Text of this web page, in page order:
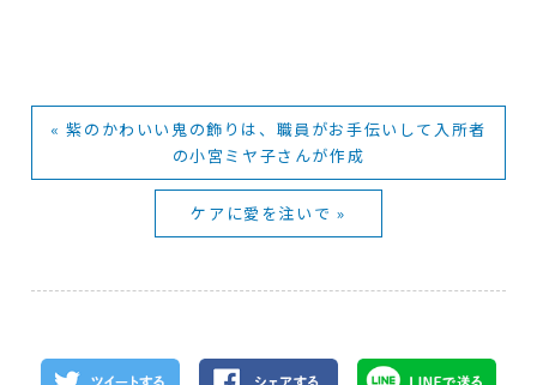
« 紫のかわいい鬼の飾りは、職員がお手伝いして入所者
の小宮ミヤ子さんが作成
ケアに愛を注いで »